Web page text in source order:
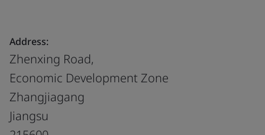
Address:
Zhenxing Road,
Economic Development Zone
Zhangjiagang
Jiangsu